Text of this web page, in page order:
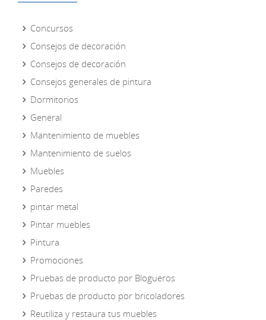
Concursos
Consejos de decoración
Consejos de decoración
Consejos generales de pintura
Dormitorios
General
Mantenimiento de muebles
Mantenimiento de suelos
Muebles
Paredes
pintar metal
Pintar muebles
Pintura
Promociones
Pruebas de producto por Blogueros
Pruebas de producto por bricoladores
Reutiliza y restaura tus muebles